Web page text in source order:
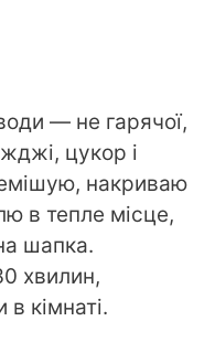
— не гарячої,
цукор і
накриваю
в тепле місце,
шапка.
хвилин,
кімнаті.